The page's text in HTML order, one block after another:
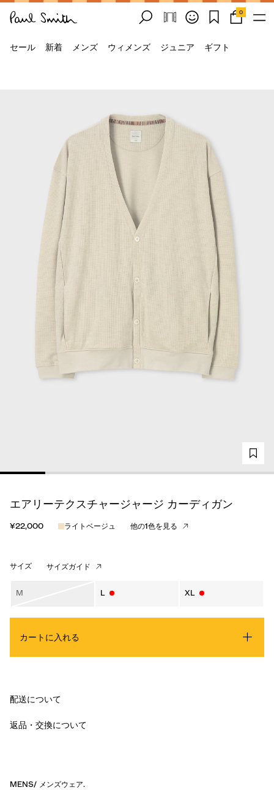
0
セール 新着 メンズ ウィメンズ ジュニア ギフト
エアリーテクスチャージャージ カーディガン
¥22,000 ライトベージュ 他の1色を見る
サイズ サイズガイド
M L XL
カートに入れる
配送について
返品・交換について
MENS/ メンズウェア.